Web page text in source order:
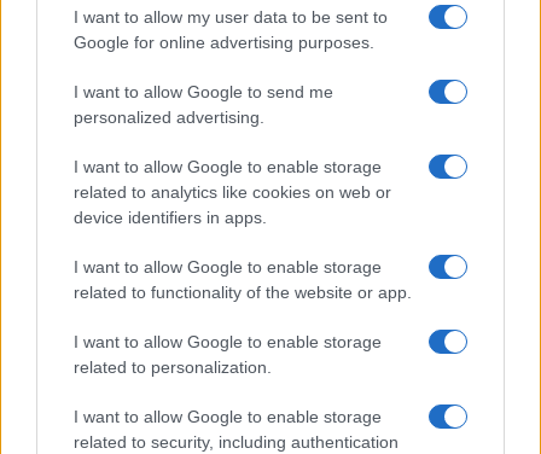
I want to allow my user data to be sent to
Google for online advertising purposes.
I want to allow Google to send me
personalized advertising.
I want to allow Google to enable storage
related to analytics like cookies on web or
device identifiers in apps.
I want to allow Google to enable storage
related to functionality of the website or app.
I want to allow Google to enable storage
related to personalization.
I want to allow Google to enable storage
related to security, including authentication
I nostri cari
Giovannimaria Cabras
Invia un Comunicato Stampa| Pubblicità Segnala